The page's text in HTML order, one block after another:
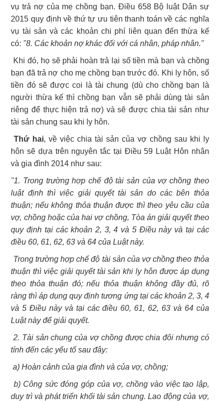
vụ trả nợ của mẹ chồng bạn. Điều 658 Bộ luật Dân sự
2015 quy định về thứ tự ưu tiên thanh toán về các nghĩa
vụ tài sản và các khoản chi phí liên quan đến thừa kế
có: "8. Các khoản nợ khác đối với cá nhân, pháp nhân."
Khi đó, họ sẽ phải hoàn trả lại số tiền mà bạn và chồng
bạn đã trả nợ cho mẹ chồng bạn trước đó. Khi ly hôn, số
tiền đó sẽ được coi là tài chung (dù cho chồng bạn là
người thừa kế thì chồng bạn vẫn sẽ phải dùng tài sản
riêng để thực hiện trả nợ) và sẽ được chia tài sản như
tài sản chung sau khi ly hôn.
Thứ hai, về việc chia tài sản của vợ chồng sau khi ly
hôn sẽ dựa trên nguyên tắc tại Điều 59 Luật Hôn nhân
và gia đình 2014 như sau:
"1. Trong trường hợp chế độ tài sản của vợ chồng theo
luật định thì việc giải quyết tài sản do các bên thỏa
thuận; nếu không thỏa thuận được thì theo yêu cầu của
vợ, chồng hoặc của hai vợ chồng, Tòa án giải quyết theo
quy định tại các khoản 2, 3, 4 và 5 Điều này và tại các
điều 60, 61, 62, 63 và 64 của Luật này.
Trong trường hợp chế độ tài sản của vợ chồng theo thỏa
thuận thì việc giải quyết tài sản khi ly hôn được áp dụng
theo thỏa thuận đó; nếu thỏa thuận không đầy đủ, rõ
ràng thì áp dụng quy định tương ứng tại các khoản 2, 3, 4
và 5 Điều này và tại các điều 60, 61, 62, 63 và 64 của
Luật này để giải quyết.
2. Tài sản chung của vợ chồng được chia đôi nhưng có
tính đến các yếu tố sau đây:
a) Hoàn cảnh của gia đình và của vợ, chồng;
b) Công sức đóng góp của vợ, chồng vào việc tạo lập,
duy trì và phát triển khối tài sản chung. Lao động của vợ,